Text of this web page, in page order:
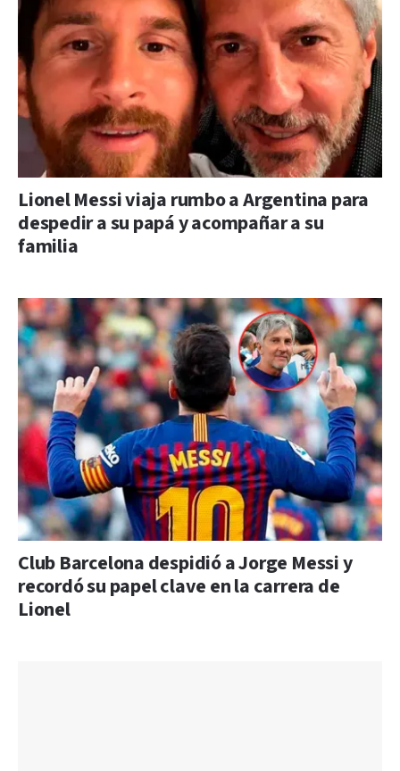
Lionel Messi viaja rumbo a Argentina para
despedir a su papá y acompañar a su
familia
Club Barcelona despidió a Jorge Messi y
recordó su papel clave en la carrera de
Lionel